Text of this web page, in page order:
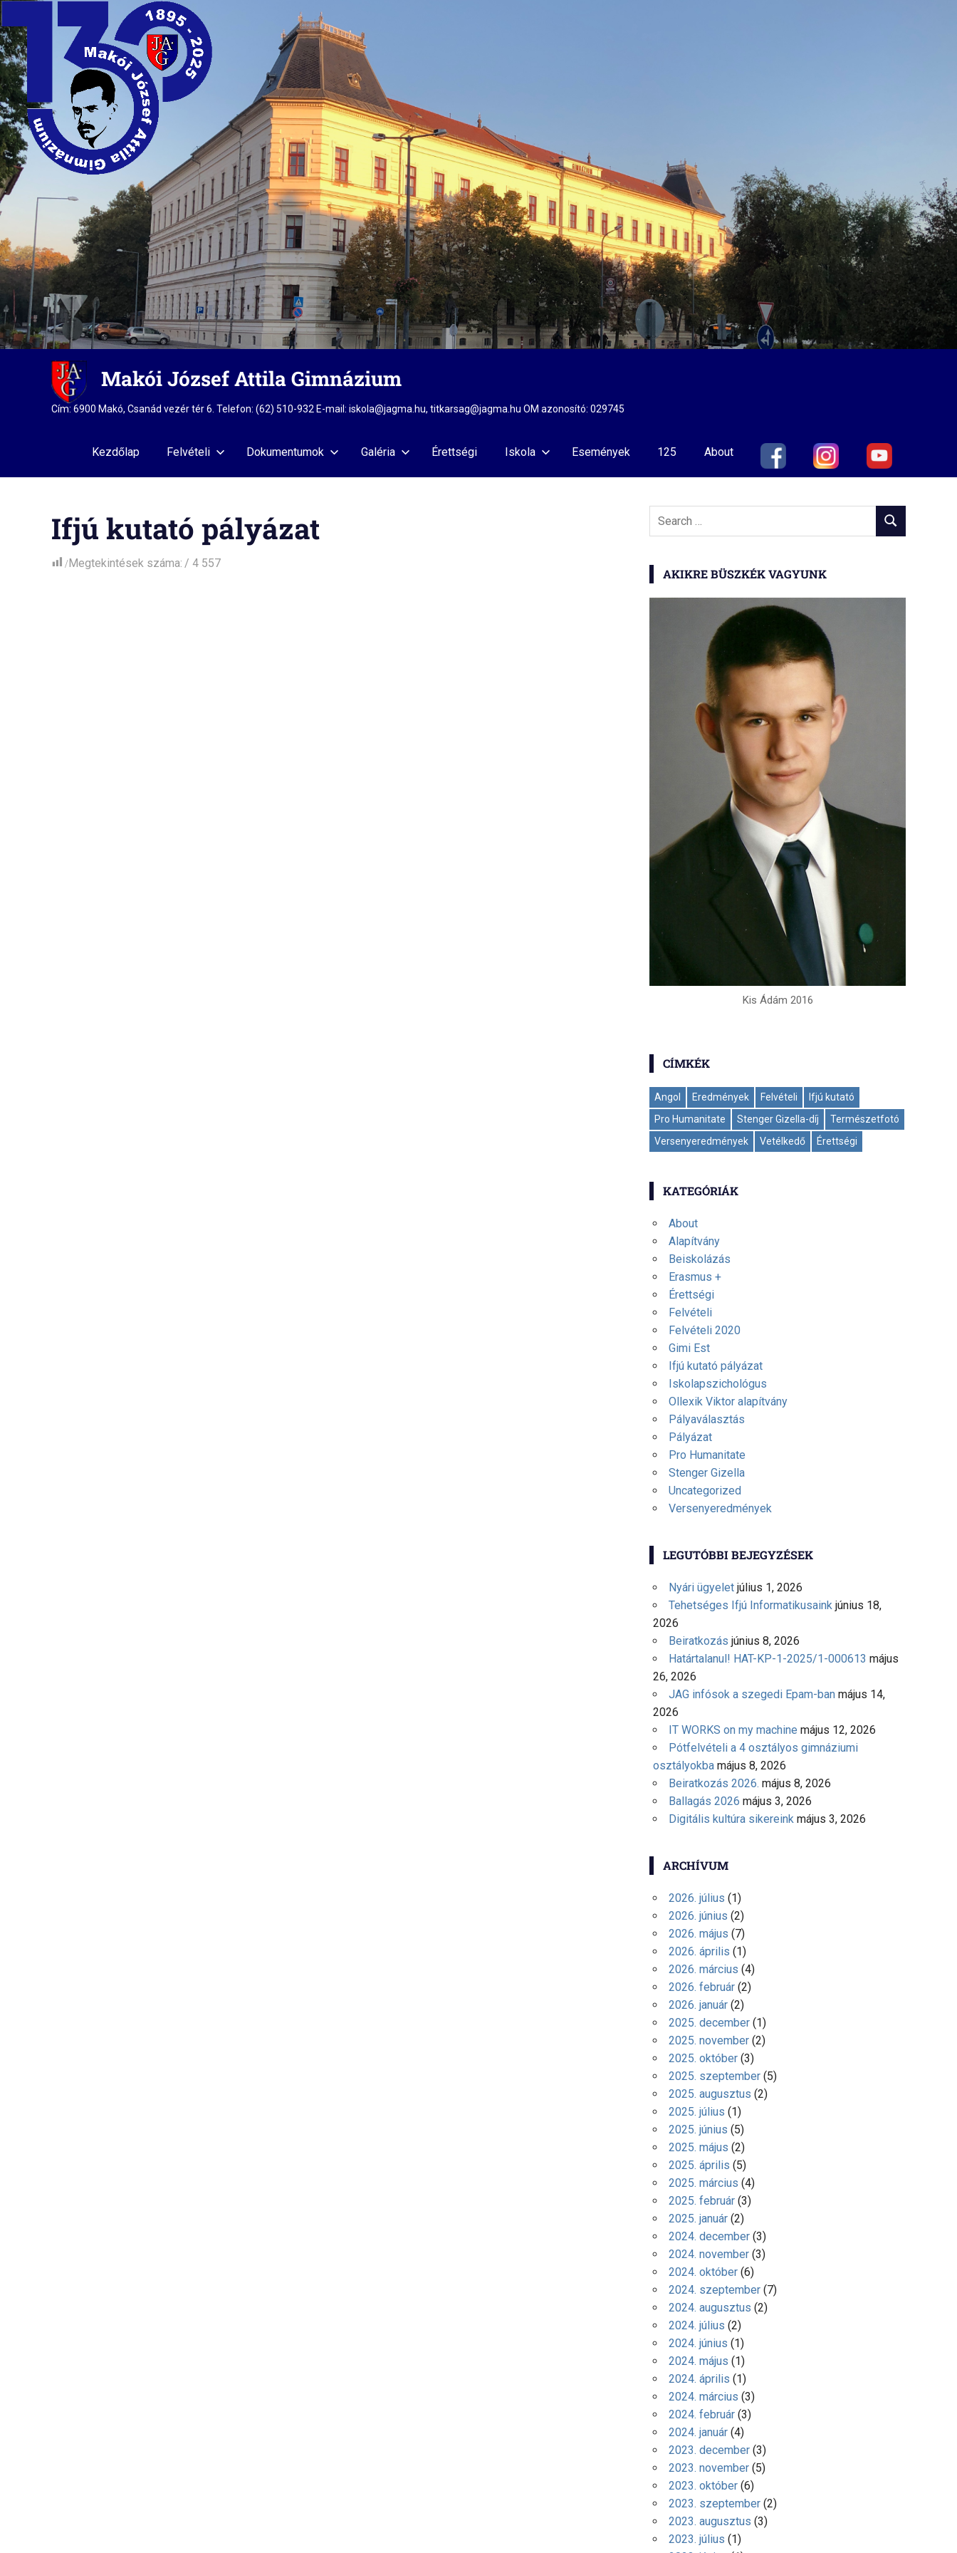
Makói József Attila Gimnázium
Cím: 6900 Makó, Csanád vezér tér 6. Telefon: (62) 510-932 E-mail: iskola@jagma.hu, titkarsag@jagma.hu OM azonosító: 029745
Kezdőlap Felvételi Dokumentumok Galéria Érettségi Iskola Események 125 About
Ifjú kutató pályázat
Megtekintések száma: 4 557
Search
SEARCH
AKIKRE BÜSZKÉK VAGYUNK
Kis Ádám 2016
CÍMKÉK
Angol Eredmények Felvételi
Ifjú kutató
Pro Humanitate
Stenger Gizella-díj
Természetfotó
Versenyeredmények
Vetélkedő Érettségi
KATEGÓRIÁK
About
Alapítvány
Beiskolázás
Erasmus +
Érettségi
Felvételi
Felvételi 2020
Gimi Est
Ifjú kutató pályázat
Iskolapszichológus
Ollexik Viktor alapítvány
Pályaválasztás
Pályázat
Pro Humanitate
Stenger Gizella
Uncategorized
Versenyeredmények
LEGUTÓBBI BEJEGYZÉSEK
Nyári ügyelet július 1, 2026
Tehetséges Ifjú Informatikusaink június 18,
2026
Beiratkozás június 8, 2026
Határtalanul! HAT-KP-1-2025/1-000613 május
26, 2026
JAG infósok a szegedi Epam-ban május 14,
2026
IT WORKS on my machine május 12, 2026
Pótfelvételi a 4 osztályos gimnáziumi
osztályokba május 8, 2026
Beiratkozás 2026. május 8, 2026
Ballagás 2026 május 3, 2026
Digitális kultúra sikereink május 3, 2026
ARCHÍVUM
2026. július (1)
2026. június (2)
2026. május (7)
2026. április (1)
2026. március (4)
2026. február(2)
2026. január(2)
2025. december(1)
2025. november(2)
2025. október(3)
2025. szeptember(5)
2025. augusztus (2)
2025. július (1)
2025. június (5)
2025. május (2)
2025. április (5)
2025. március (4)
2025. február(3)
2025. január(2)
2024. december(3)
2024. november(3)
2024. október(6)
2024. szeptember(7)
2024. augusztus (2)
2024. július (2)
2024. június (1)
2024. május (1)
2024. április (1)
2024. március (3)
2024. február(3)
2024. január(4)
2023. december(3)
2023. november(5)
2023. október(6)
2023. szeptember(2)
2023. augusztus (3)
2023. július (1)